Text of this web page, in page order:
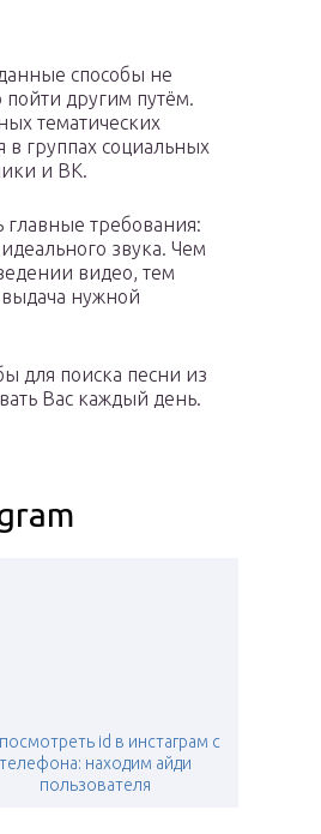
способы не
другим путём.
тематических
в группах социальных
и ВК.
главные требования:
звука. Чем
видео, тем
нужной
для поиска песни из
Вас каждый день.
id в инстаграм с
телефона: находим айди
пользователя